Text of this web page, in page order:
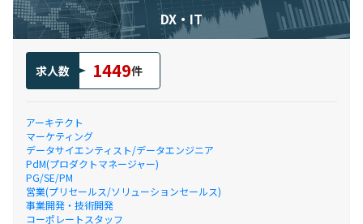
DX・IT
求人数 1449件
アーキテクト
マーケティング
データサイエンティスト/データエンジニア
PdM(プロダクトマネージャー)
PG/SE/PM
営業(プリセールス/ソリューションセールス)
事業開発・技術開発
コーポレートスタッフ